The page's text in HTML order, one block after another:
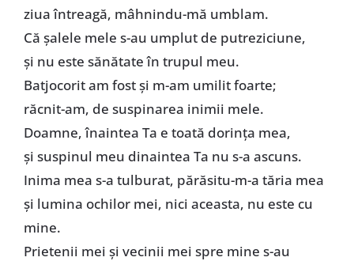
ziua întreagă, mâhnindu-mă umblam.
Că șalele mele s-au umplut de putreziciune,
și nu este sănătate în trupul meu.
Batjocorit am fost și m-am umilit foarte;
răcnit-am, de suspinarea inimii mele.
Doamne, înaintea Ta e toată dorința mea,
și suspinul meu dinaintea Ta nu s-a ascuns.
Inima mea s-a tulburat, părăsitu-m-a tăria mea
și lumina ochilor mei, nici aceasta, nu este cu
mine.
Prietenii mei și vecinii mei spre mine s-au